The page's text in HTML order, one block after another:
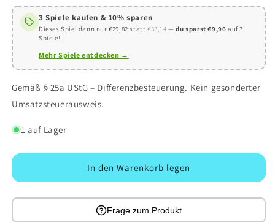
3 Spiele kaufen & 10% sparen
Dieses Spiel dann nur €29,82 statt€33,14—du sparst €9,96 auf 3
Spiele!
Mehr Spiele entdecken →
Gemäß § 25a UStG – Differenzbesteuerung. Kein gesonderter
Umsatzsteuerausweis.
1 auf Lager
In den Warenkorb legen
Frage zum Produkt